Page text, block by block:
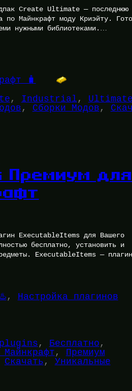
Create Ultimate — последнюю
по Майнкрафт моду Криэйту.
нужными библиотеками.…
🧳
, Industrial , Ultimate
, Сборки Модов ,
Премиум для
ExecutableItems для Вашего
бесплатно, установить и
ExecutableItems —
, Настройка плагинов
plugins , Бесплатно
Майнкрафт, Премиум
Скачать , Уникальные